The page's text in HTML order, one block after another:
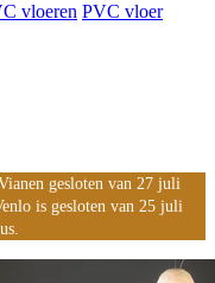
vloeren PVC vloer
gesloten van 27 juli
is gesloten van 25 juli